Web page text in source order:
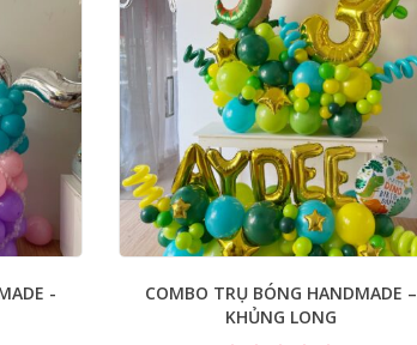
-
COMBO TRỤ BÓNG HANDMADE –
KHỦNG LONG